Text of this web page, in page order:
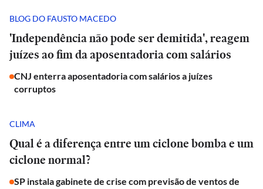
BLOG DO FAUSTO MACEDO
'Independência não pode ser demitida', reagem
juízes ao fim da aposentadoria com salários
CNJ enterra aposentadoria com salários a juízes
corruptos
CLIMA
Qual é a diferença entre um ciclone bomba e um
ciclone normal?
SP instala gabinete de crise com previsão de ventos de